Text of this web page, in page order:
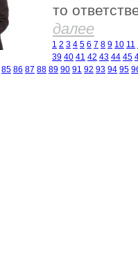
то
далее
1 2 3 4 5 6 7 8 9 10 11
39 40 41 42 43 44 45
85 86 87 88 89 90 91 92 93 94 95